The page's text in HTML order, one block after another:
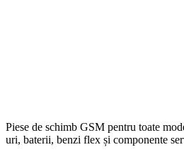
Piese de schimb GSM pentru toate
uri, baterii, benzi flex și componente